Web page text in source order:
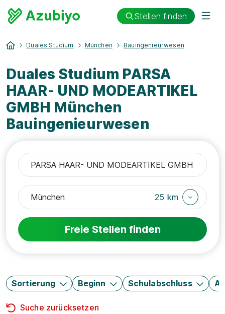
Stellen finden
Duales Studium München Bauingenieurwesen
Duales Studium PARSA
HAAR- UND MODEARTIKEL
GMBH München
Bauingenieurwesen
25 km
Freie Stellen finden
Sortierung Beginn Schulabschluss
Suche zurücksetzen